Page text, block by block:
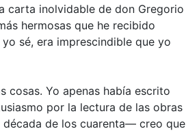
carta inolvidable de don Gregorio
hermosas que he recibido
sé, era imprescindible que yo
cosas. Yo apenas había escrito
por la lectura de las obras
de los cuarenta— creo que